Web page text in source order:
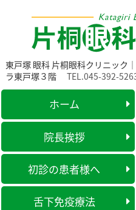
東戸塚 眼科 片桐眼科クリニック
ラ東戸塚３階
TEL.045-392-
ホーム
院長挨拶
初診の患者様へ
舌下免疫療法